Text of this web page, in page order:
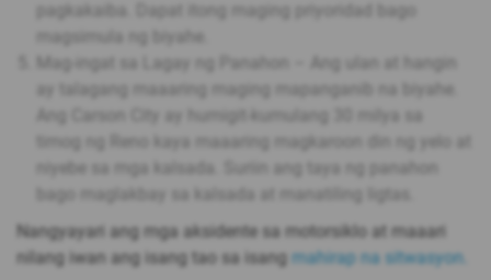
magsimula ng biyahe.
ay talagang maaaring maging mapanganib na biyahe.
niyebe sa mga kalsada. Suriin ang taya ng panahon
Nangyayari ang mga aksidente sa motorsiklo at maaari
nilang iwan ang isang tao sa isang mahirap na sitwasyon.